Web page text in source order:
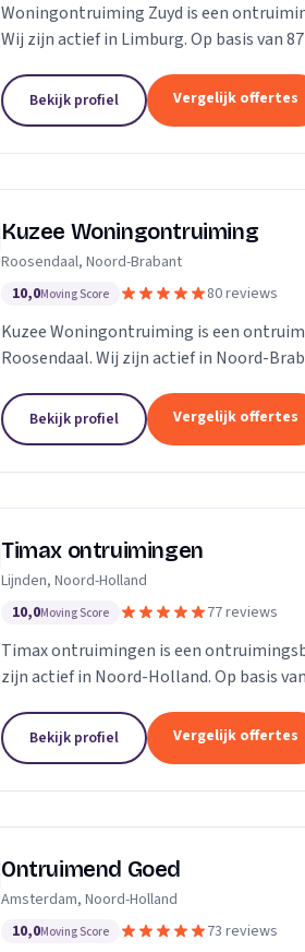
Woningontruiming Zuyd is een
Wij zijn actief in Limburg. Op basis van
Bekijk profiel Vergelijk offertes
Kuzee Woningontruiming
Roosendaal, Noord-Brabant
10,0Moving Score 80 reviews
Kuzee Woningontruiming is een
Roosendaal. Wij zijn actief in Noord-
Bekijk profiel Vergelijk offertes
Timax ontruimingen
Lijnden, Noord-Holland
10,0Moving Score 77 reviews
Timax ontruimingen is een
zijn actief in Noord-Holland. Op basis
Bekijk profiel Vergelijk offertes
Ontruimend Goed
Amsterdam, Noord-Holland
10,0Moving Score 73 reviews